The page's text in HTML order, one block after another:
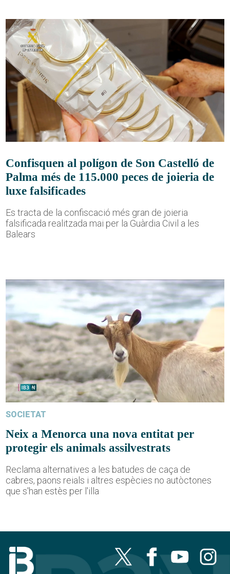
Confisquen al polígon de Son Castelló de
Palma més de 115.000 peces de joieria de
luxe falsificades
Es tracta de la confiscació més gran de joieria
falsificada realitzada mai per la Guàrdia Civil a les
Balears
SOCIETAT
Neix a Menorca una nova entitat per
protegir els animals assilvestrats
Reclama alternatives a les batudes de caça de
cabres, paons reials i altres espècies no autòctones
que s'han estès per l'illa